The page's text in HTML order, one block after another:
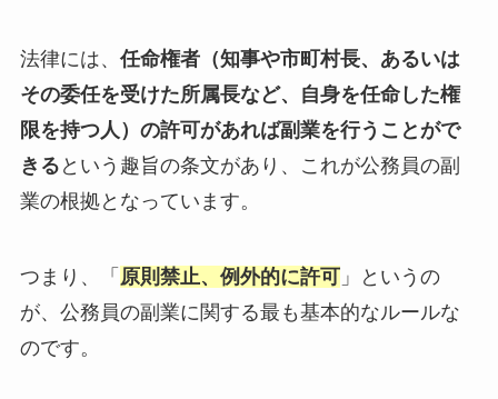
法律には、 任命権者（知事や市町村長、あるいは
その委任を受けた所属長など、自身を任命した権
限を持つ人）の許可があれば副業を行うことがで
きる という趣旨の条文があり、これが公務員の副
業の根拠となっています。
つまり、「 原則禁止、例外的に許可」というの
が、公務員の副業に関する最も基本的なルールな
のです。